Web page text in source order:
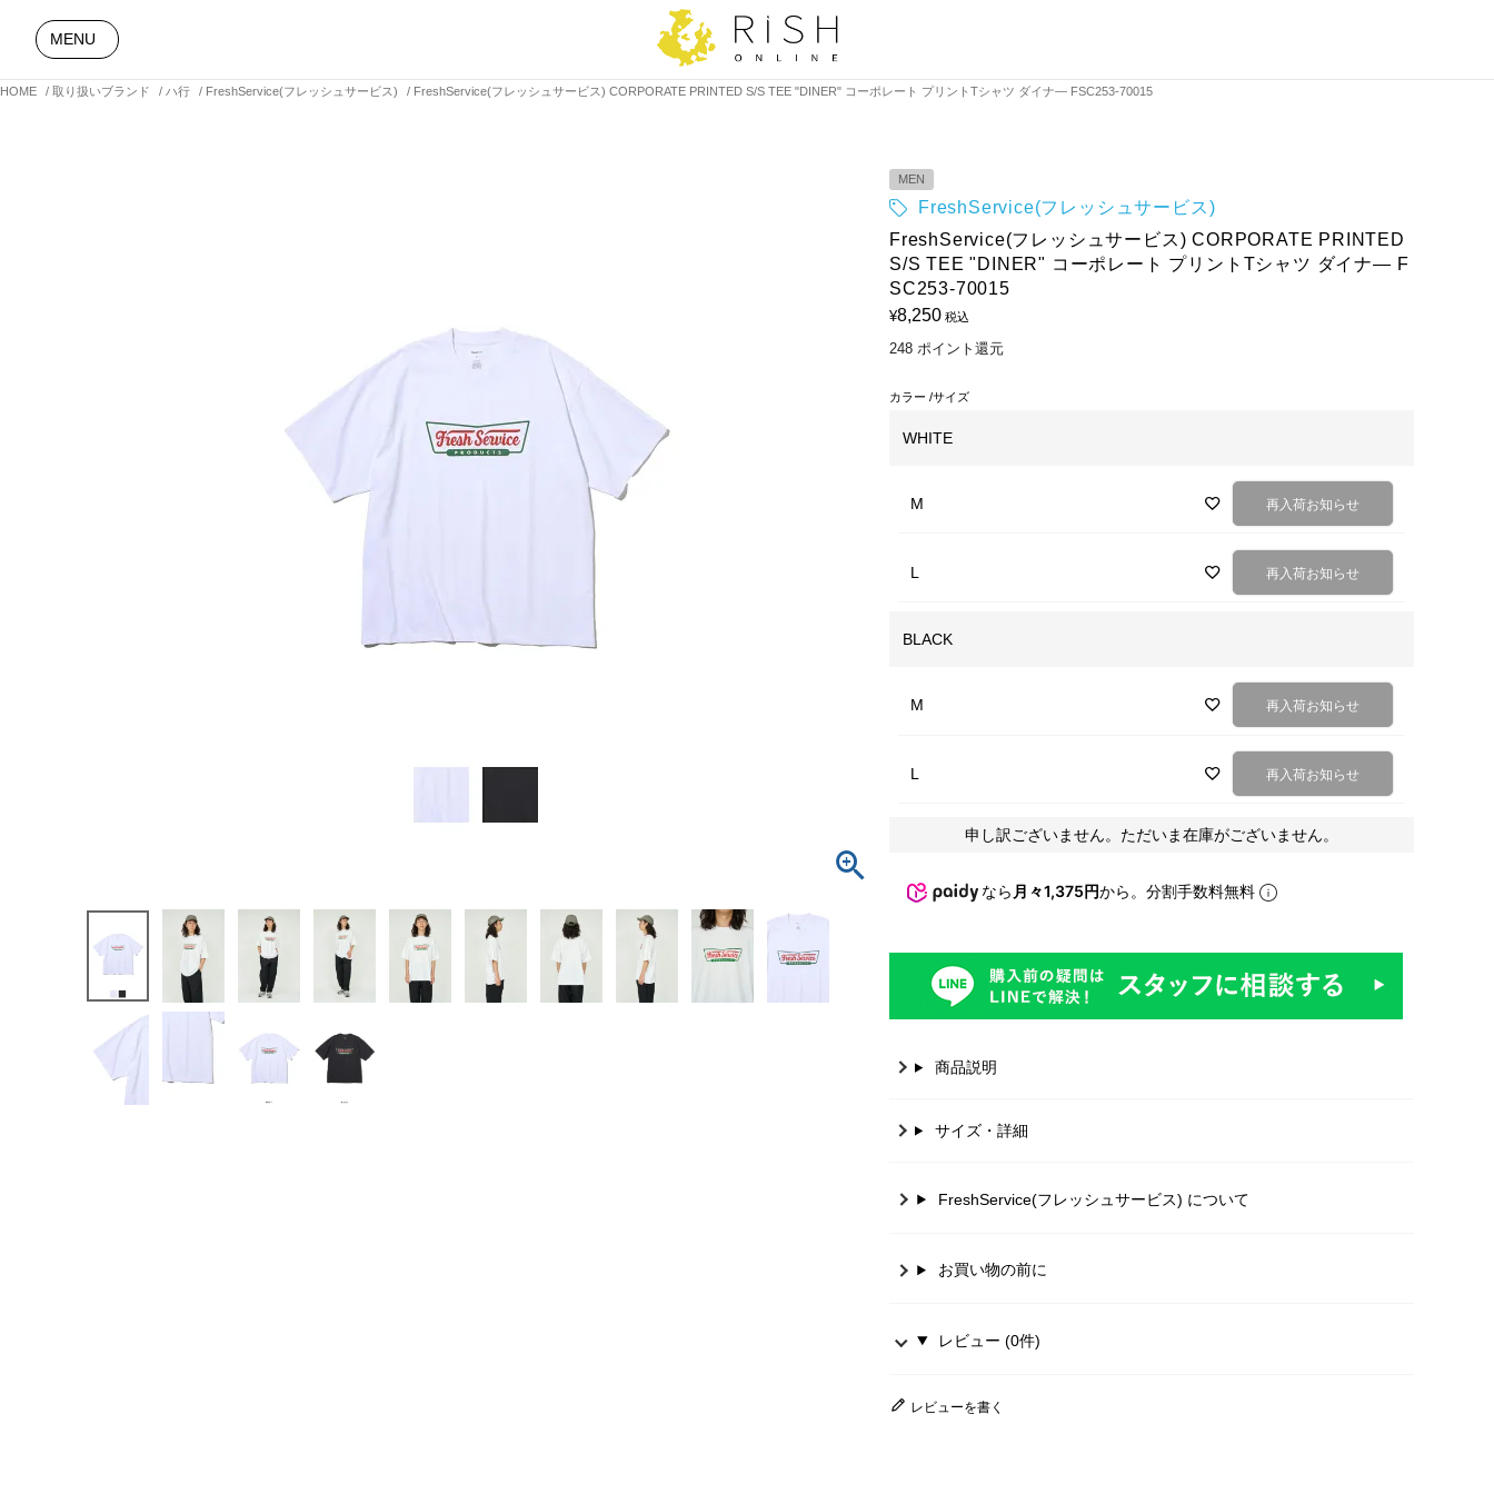
HOME 取り扱いブランド ハ行 FreshService(フレッシュサービス) FreshService(フレッシュサービス) CORPORATE PRINTED S/S TEE "DINER" コーポレート プリントTシャツ ダイナ― FSC253-70015
MENU
MEN
FreshService(フレッシュサービス)
FreshService(フレッシュサービス) CORPORATE PRINTED
S/S TEE "DINER" コーポレート プリントTシャツ ダイナ― F
SC253-70015
¥8,250 税込
248 ポイント還元
カラー サイズ
WHITE
M 再入荷お知らせ
L 再入荷お知らせ
BLACK
M 再入荷お知らせ
L 再入荷お知らせ
申し訳ございません。ただいま在庫がございません。
なら 月々1,375円から。分割手数料無料
商品説明
サイズ・詳細
FreshService(フレッシュサービス) について
お買い物の前に
レビュー (0件)
レビューを書く